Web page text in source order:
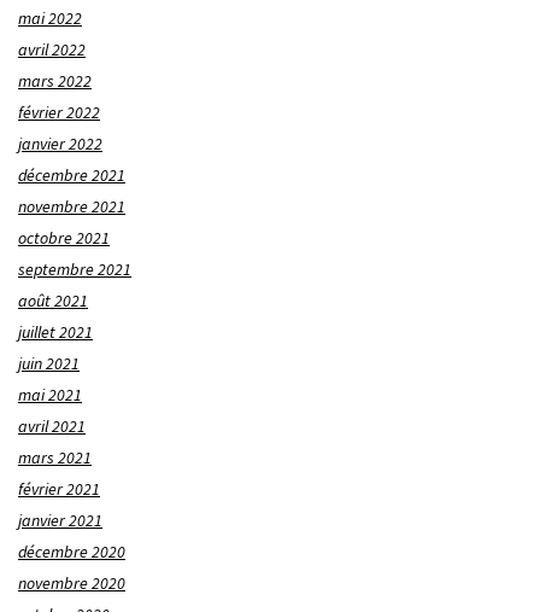
mai 2022
avril 2022
mars 2022
février 2022
janvier 2022
décembre 2021
novembre 2021
octobre 2021
septembre 2021
août 2021
juillet 2021
juin 2021
mai 2021
avril 2021
mars 2021
février 2021
janvier 2021
décembre 2020
novembre 2020